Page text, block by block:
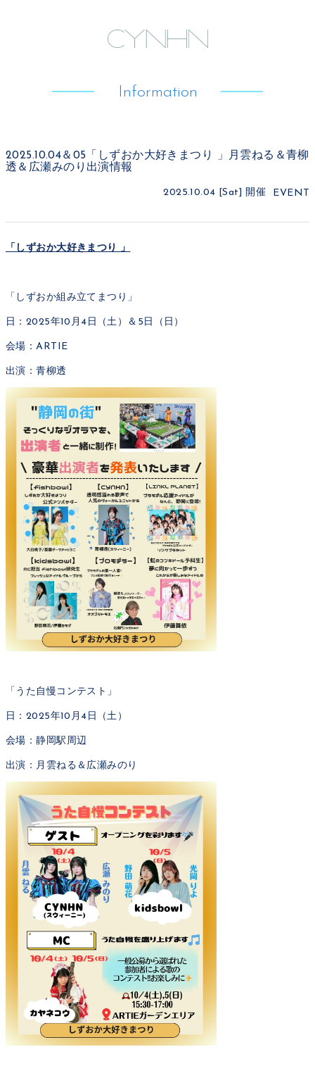
Information
2025.10.04＆05「しずおか大好きまつり 」月雲ねる＆青柳
透＆広瀬みのり出演情報
2025.10.04 [Sat] 開催 EVENT
「しずおか大好きまつり 」
「しずおか組み立てまつり」
日：2025年10月4日（土）＆5日（日）
会場：ARTIE
出演：青柳透
「うた自慢コンテスト」
日：2025年10月4日（土）
会場：静岡駅周辺
出演：月雲ねる＆広瀬みのり